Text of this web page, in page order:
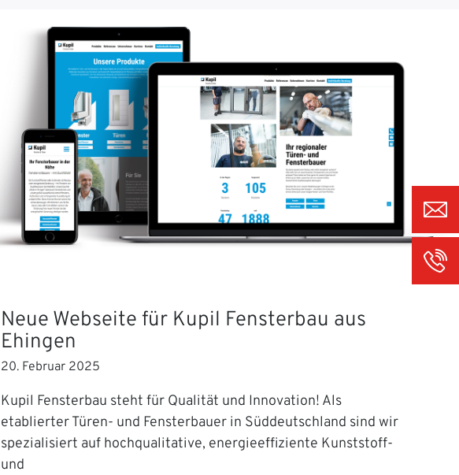
Neue Webseite für Kupil Fensterbau aus
Ehingen
20. Februar 2025
Kupil Fensterbau steht für Qualität und Innovation! Als
etablierter Türen- und Fensterbauer in Süddeutschland sind wir
spezialisiert auf hochqualitative, energieeffiziente Kunststoff-
und